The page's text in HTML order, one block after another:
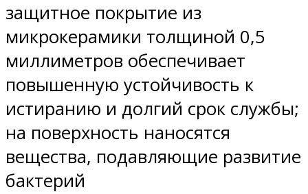
защитное покрытие из
микрокерамики толщиной 0,5
миллиметров обеспечивает
повышенную устойчивость к
истиранию и долгий срок службы;
на поверхность наносятся
вещества, подавляющие развитие
бактерий